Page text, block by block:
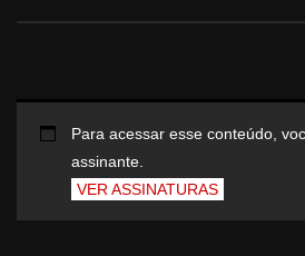
Para acessar esse conteúdo,
assinante.
VER ASSINATURAS